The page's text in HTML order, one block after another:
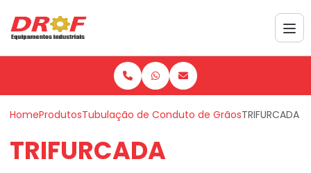
HomeProdutosTubulação de Conduto de GrãosTRIFURCADA
TRIFURCADA